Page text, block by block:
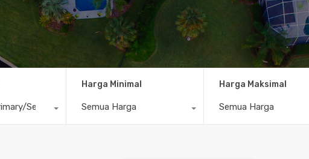
Secondary
Harga Minimal
Semua Harga
Harga Maksimal
Semua Harga